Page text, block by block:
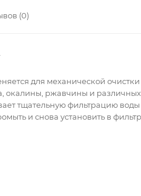
(0)
для механической
окалины, ржавчины и
тщательную фильтрацию
и снова установить в